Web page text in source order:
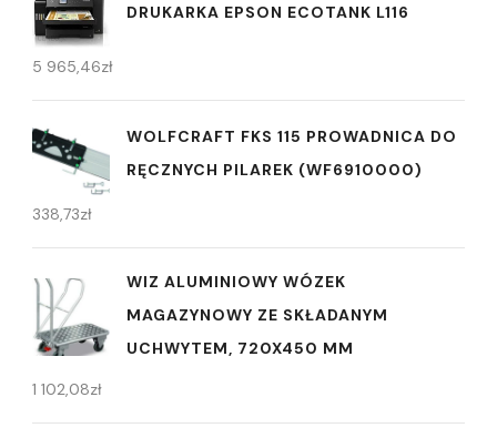
DRUKARKA EPSON ECOTANK L116
5 965,46zł
WOLFCRAFT FKS 115 PROWADNICA DO
RĘCZNYCH PILAREK (WF6910000)
338,73zł
WIZ ALUMINIOWY WÓZEK
MAGAZYNOWY ZE SKŁADANYM
UCHWYTEM, 720X450 MM
1 102,08zł